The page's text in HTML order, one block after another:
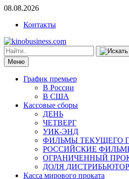
08.08.2026
Контакты
Меню
График премьер
В России
В США
Кассовые сборы
ДЕНЬ
ЧЕТВЕРГ
УИК-ЭНД
ФИЛЬМЫ ТЕКУЩЕГО
РОССИЙСКИЕ
ОГРАНИЧЕННЫЙ
ДОЛЯ
Касса мирового проката